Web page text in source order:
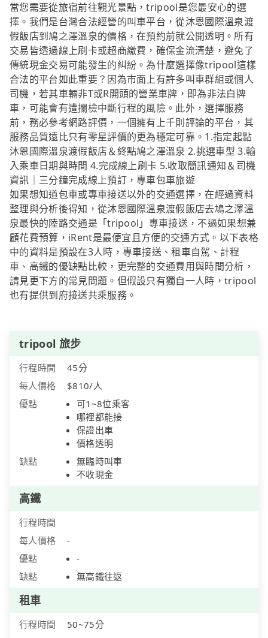
當您需要從旅宿前往觀光景點，tripool是您最安心的選
擇。我們是台灣合法經營的叫車平台，從沐恩國際溫泉渡
假飯店到鳩之澤溫泉的價格，在預約前就公開透明。所有
交易皆透過線上刷卡或超商繳費，確保金流清楚，避免了
傳統現金交易可能發生的糾紛。為什麼選擇像tripool這樣
合法的平台如此重要？因為市面上有許多叫車群組或個人
司機，若其車輛非T或R開頭的營業車牌，即為非法白牌
車，可能會有遭攔檢中斷行程的風險。此外，選擇服務
前，務必參考網路評價，一個擁有上千則評論的平台，其
服務品質遠比只有零星評價的更為穩定可靠。1.指定起點
沐恩國際溫泉渡假飯店＆終點鳩之澤溫泉 2.挑選車型 3.輸
入乘車日期與時間 4.完成線上刷卡 5.收取簡訊通知＆司機
資訊｜三分鐘完成線上預訂，專車包車旅遊
如果想知道包車或專車接送以外的交通選擇，在經過資料
整理與分析後得知，從沐恩國際溫泉渡假飯店去鳩之澤溫
泉最快的陸路交通是「tripool」專車接送，不過如果想兼
顧花費預算，iRent是最便宜且方便的交通方式。以下表格
中的資料是預設在3人時，專車接送、租車自駕、計程
車、高鐵的優缺點比較，更完整的交通費用與時間分析，
請見更下方的常見問題。但假設只有獨自一人時，tripool
也有提供到府接送共乘服務。
tripool 旅步
行程時間
45分
每人價格
$810/人
優點
可1~8位乘客
哪裡都能接
保證出車
價格透明
缺點
無臨時叫車
不收現金
高鐵
行程時間
每人價格
-
優點
-
缺點
無高鐵往返
租車
行程時間
50~75分